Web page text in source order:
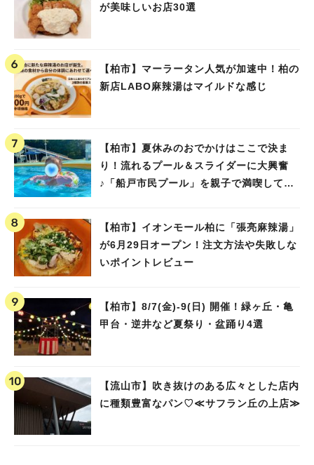
が美味しいお店30選
【柏市】マーラータン人気が加速中！柏の
新店LABO麻辣湯はマイルドな感じ
【柏市】夏休みのおでかけはここで決ま
り！流れるプール＆スライダーに大興奮
♪「船戸市民プール」を親子で満喫してき
【柏市】イオンモール柏に「張亮麻辣湯」
が6月29日オープン！注文方法や失敗しな
いポイントレビュー
【柏市】8/7(金)‐9(日) 開催！緑ヶ丘・亀
甲台・逆井など夏祭り・盆踊り4選
【流山市】吹き抜けのある広々とした店内
に種類豊富なパン♡≪サフラン丘の上店≫